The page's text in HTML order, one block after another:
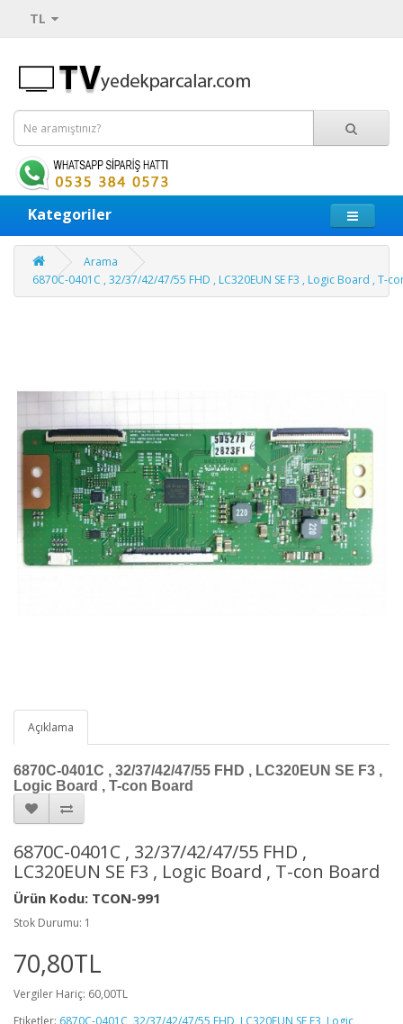
TL
Kategoriler
Arama
6870C-0401C , 32/37/42/47/55 FHD , LC320EUN SE F3 , Logic Board , T-
Açıklama
6870C-0401C , 32/37/42/47/55 FHD , LC320EUN SE F3 ,
Logic Board , T-con Board
6870C-0401C , 32/37/42/47/55 FHD ,
LC320EUN SE F3 , Logic Board , T-con Board
Ürün Kodu: TCON-991
Stok Durumu: 1
70,80TL
Vergiler Hariç: 60,00TL
Etiketler: 6870C-0401C, 32/37/42/47/55 FHD, LC320EUN SE F3, Logic